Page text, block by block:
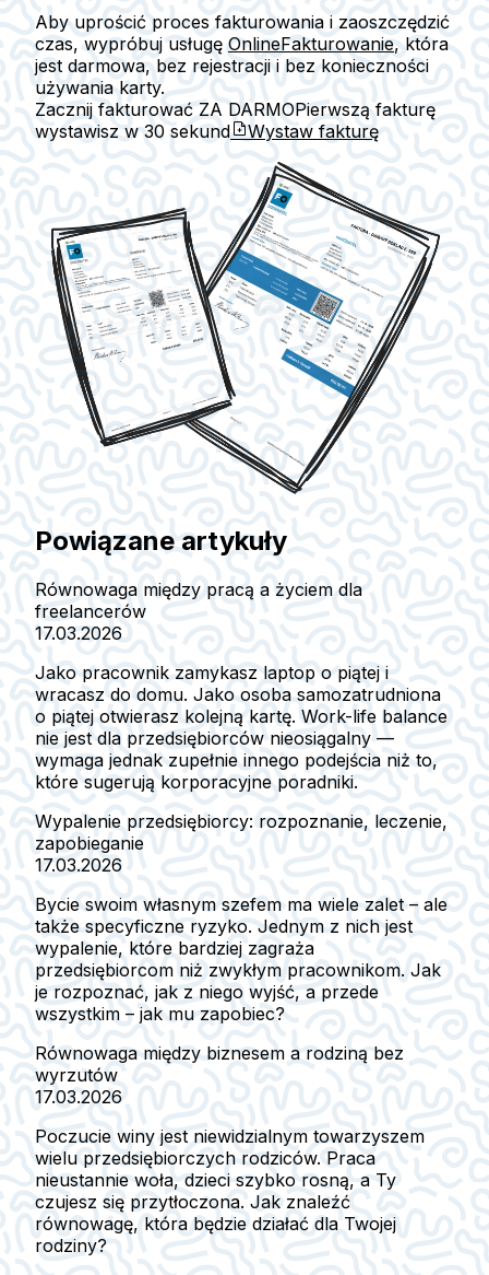
Aby uprościć proces fakturowania i zaoszczędzić
czas, wypróbuj usługę OnlineFakturowanie, która
jest darmowa, bez rejestracji i bez konieczności
używania karty.
Zacznij fakturować ZA DARMOPierwszą fakturę
wystawisz w 30 sekund Wystaw fakturę
Powiązane artykuły
Równowaga między pracą a życiem dla
freelancerów
17.03.2026
Jako pracownik zamykasz laptop o piątej i
wracasz do domu. Jako osoba samozatrudniona
o piątej otwierasz kolejną kartę. Work-life balance
nie jest dla przedsiębiorców nieosiągalny —
wymaga jednak zupełnie innego podejścia niż to,
które sugerują korporacyjne poradniki.
Wypalenie przedsiębiorcy: rozpoznanie, leczenie,
zapobieganie
17.03.2026
Bycie swoim własnym szefem ma wiele zalet – ale
także specyficzne ryzyko. Jednym z nich jest
wypalenie, które bardziej zagraża
przedsiębiorcom niż zwykłym pracownikom. Jak
je rozpoznać, jak z niego wyjść, a przede
wszystkim – jak mu zapobiec?
Równowaga między biznesem a rodziną bez
wyrzutów
17.03.2026
Poczucie winy jest niewidzialnym towarzyszem
wielu przedsiębiorczych rodziców. Praca
nieustannie woła, dzieci szybko rosną, a Ty
czujesz się przytłoczona. Jak znaleźć
równowagę, która będzie działać dla Twojej
rodziny?